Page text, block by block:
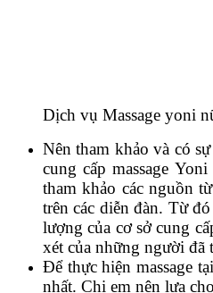
Dịch vụ Massage yoni
Nên tham khảo và có
cung cấp massage
tham khảo các nguồn
trên các diễn đàn. Từ
lượng của cơ sở cung
xét của những người đã
Để thực hiện massage
nhất. Chị em nên lựa